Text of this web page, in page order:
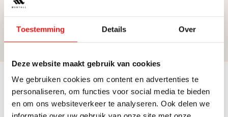
Toestemming Details Over
Deze website maakt gebruik van cookies
We gebruiken cookies om content en advertenties te
personaliseren, om functies voor social media te bieden
en om ons websiteverkeer te analyseren. Ook delen we
Table of contents